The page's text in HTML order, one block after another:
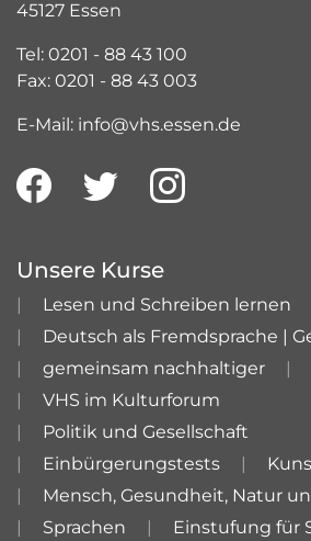
45127 Essen
Tel: 0201 - 88 43 100
Fax: 0201 - 88 43 003
E-Mail: info@vhs.essen.de
Unsere Kurse
Lesen und Schreiben lernen
Deutsch als Fremdsprache |
gemeinsam nachhaltiger
VHS im Kulturforum
Politik und Gesellschaft
Einbürgerungstests
Mensch, Gesundheit, Natur
Sprachen
Einstufung für